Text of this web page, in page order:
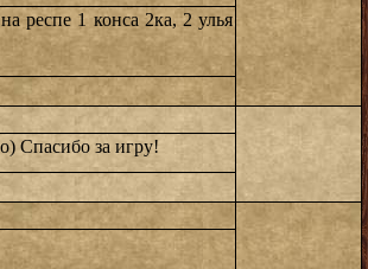
респе 1 конса 2ка, 2 улья
Спасибо за игру!